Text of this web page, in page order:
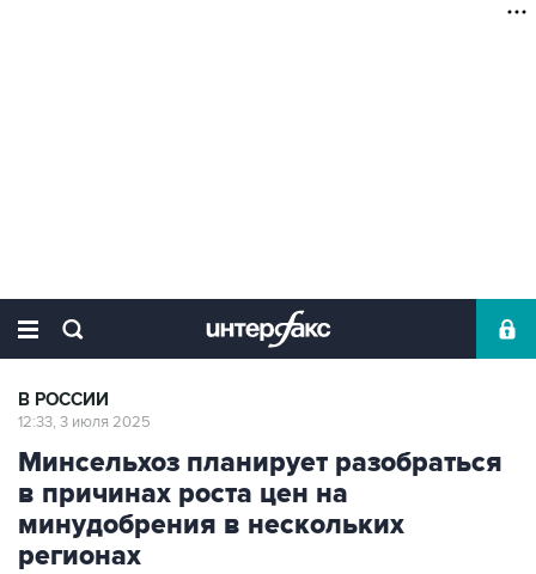
В РОССИИ
12:33, 3 июля 2025
Минсельхоз планирует разобраться
в причинах роста цен на
минудобрения в нескольких
регионах